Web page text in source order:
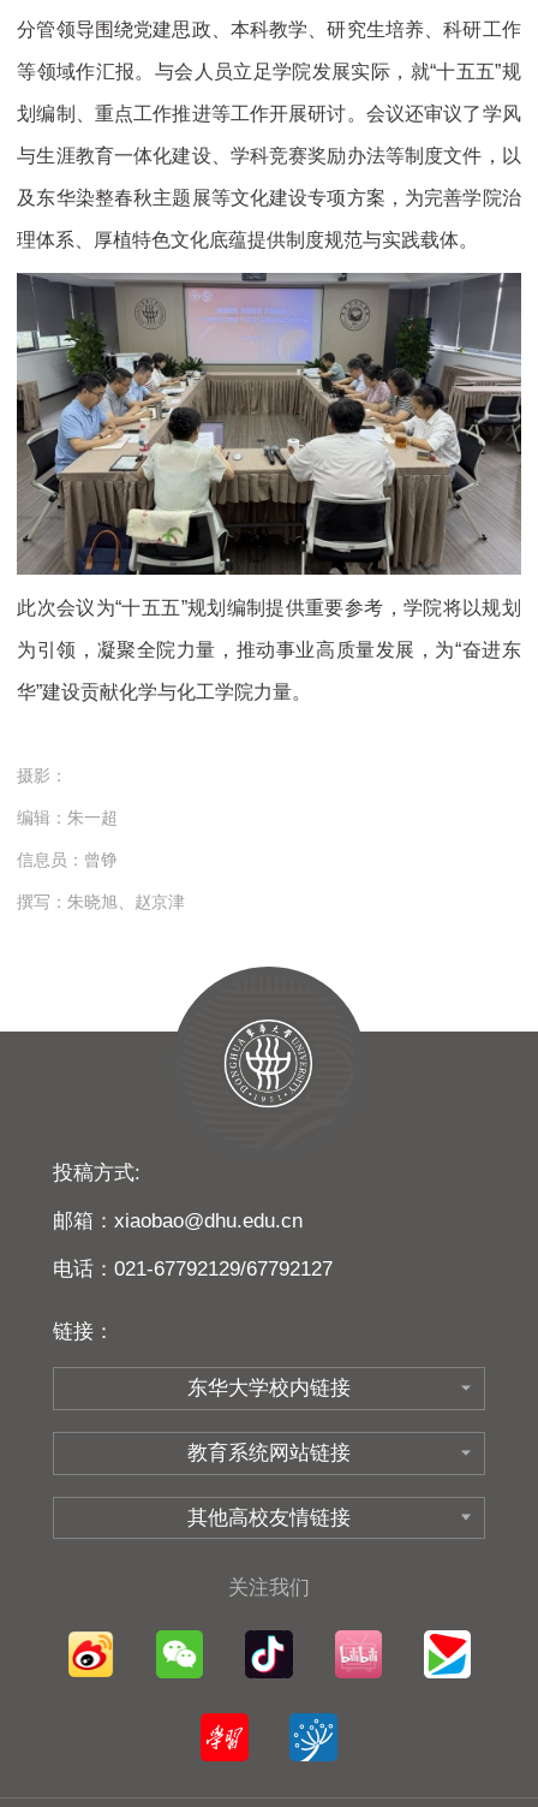
分管领导围绕党建思政、本科教学、研究生培养、科研工作
等领域作汇报。与会人员立足学院发展实际，就“十五五”规
划编制、重点工作推进等工作开展研讨。会议还审议了学风
与生涯教育一体化建设、学科竞赛奖励办法等制度文件，以
及东华染整春秋主题展等文化建设专项方案，为完善学院治
理体系、厚植特色文化底蕴提供制度规范与实践载体。
此次会议为“十五五”规划编制提供重要参考，学院将以规划
为引领，凝聚全院力量，推动事业高质量发展，为“奋进东
华”建设贡献化学与化工学院力量。
摄影：
编辑：朱一超
信息员：曾铮
撰写：朱晓旭、赵京津
投稿方式:
邮箱：xiaobao@dhu.edu.cn
电话：021-67792129/67792127
链接：
关注我们